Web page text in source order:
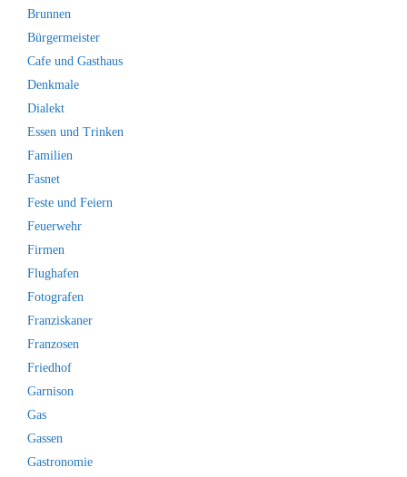
Brunnen
Bürgermeister
Cafe und Gasthaus
Denkmale
Dialekt
Essen und Trinken
Familien
Fasnet
Feste und Feiern
Feuerwehr
Firmen
Flughafen
Fotografen
Franziskaner
Franzosen
Friedhof
Garnison
Gas
Gassen
Gastronomie